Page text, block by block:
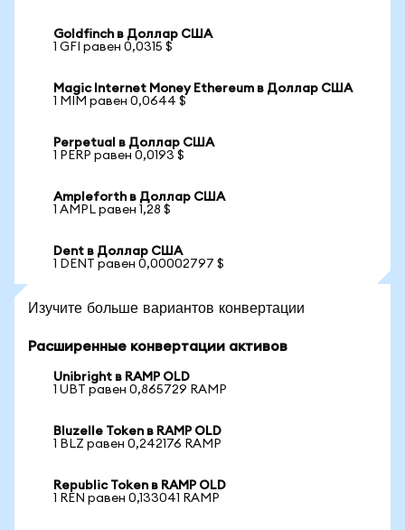
Goldfinch в Доллар США
1 GFI равен 0,0315 $
Magic Internet Money Ethereum в Доллар США
1 MIM равен 0,0644 $
Perpetual в Доллар США
1 PERP равен 0,0193 $
Ampleforth в Доллар США
1 AMPL равен 1,28 $
Dent в Доллар США
1 DENT равен 0,00002797 $
Изучите больше вариантов конвертации
Расширенные конвертации активов
Unibright в RAMP OLD
1 UBT равен 0,865729 RAMP
Bluzelle Token в RAMP OLD
1 BLZ равен 0,242176 RAMP
Republic Token в RAMP OLD
1 REN равен 0,133041 RAMP